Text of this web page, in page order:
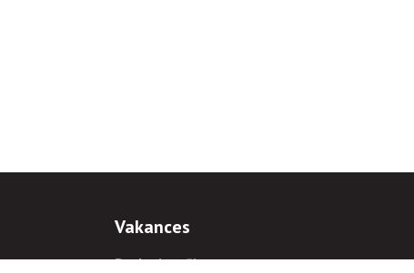
Vakances
Darba iespējas